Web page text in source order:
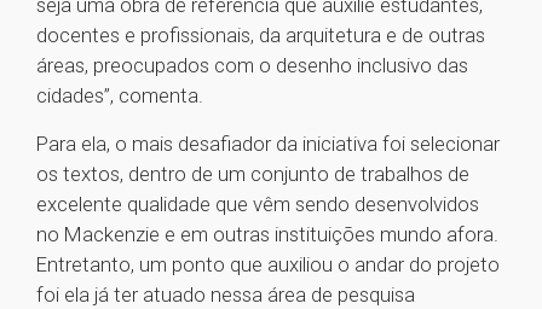
seja uma obra de referência que auxilie estudantes,
docentes e profissionais, da arquitetura e de outras
áreas, preocupados com o desenho inclusivo das
cidades”, comenta.
Para ela, o mais desafiador da iniciativa foi selecionar
os textos, dentro de um conjunto de trabalhos de
excelente qualidade que vêm sendo desenvolvidos
no Mackenzie e em outras instituições mundo afora.
Entretanto, um ponto que auxiliou o andar do projeto
foi ela já ter atuado nessa área de pesquisa